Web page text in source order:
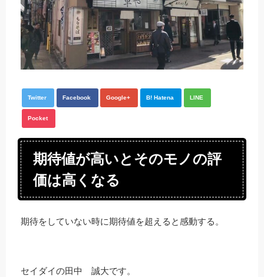
Twitter Facebook Google+ B! Hatena LINE
Pocket
期待値が高いとそのモノの評
価は高くなる
期待をしていない時に期待値を超えると感動する。
セイダイの田中 誠大です。